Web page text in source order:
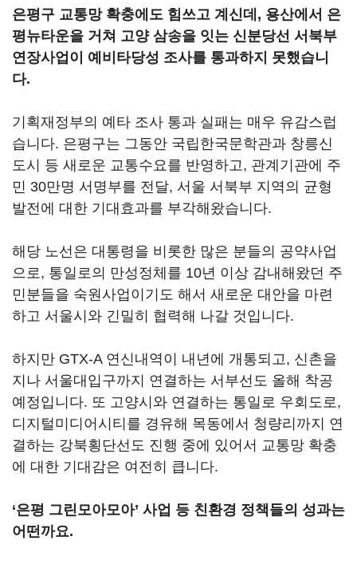
은평구 교통망 확충에도 힘쓰고 계신데, 용산에서 은
평뉴타운을 거쳐 고양 삼송을 잇는 신분당선 서북부
연장사업이 예비타당성 조사를 통과하지 못했습니
다.
기획재정부의 예타 조사 통과 실패는 매우 유감스럽
습니다. 은평구는 그동안 국립한국문학관과 창릉신
도시 등 새로운 교통수요를 반영하고, 관계기관에 주
민 30만명 서명부를 전달, 서울 서북부 지역의 균형
발전에 대한 기대효과를 부각해왔습니다.
해당 노선은 대통령을 비롯한 많은 분들의 공약사업
으로, 통일로의 만성정체를 10년 이상 감내해왔던 주
민분들을 숙원사업이기도 해서 새로운 대안을 마련
하고 서울시와 긴밀히 협력해 나갈 것입니다.
하지만 GTX-A 연신내역이 내년에 개통되고, 신촌을
지나 서울대입구까지 연결하는 서부선도 올해 착공
예정입니다. 또 고양시와 연결하는 통일로 우회도로,
디지털미디어시티를 경유해 목동에서 청량리까지 연
결하는 강북횡단선도 진행 중에 있어서 교통망 확충
에 대한 기대감은 여전히 큽니다.
‘은평 그린모아모아’ 사업 등 친환경 정책들의 성과는
어떤까요.